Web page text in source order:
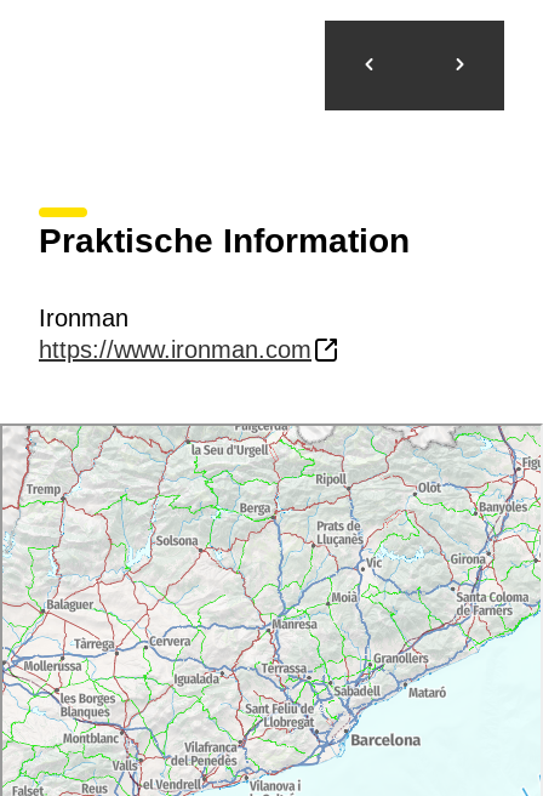
Praktische Information
Ironman
https://www.ironman.com